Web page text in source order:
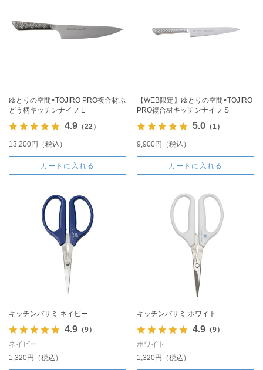
ゆとりの空間×TOJIRO PRO複合材ぶ
どう柄キッチンナイフ L
4.9（22）
13,200円（税込）
カートに入れる
【WEB限定】ゆとりの空間×TOJIRO
PRO複合材キッチンナイフ S
5.0（1）
9,900円（税込）
カートに入れる
キッチンバサミ ネイビー
4.9（9）
ネイビー
1,320円（税込）
キッチンバサミ ホワイト
4.9（9）
ホワイト
1,320円（税込）